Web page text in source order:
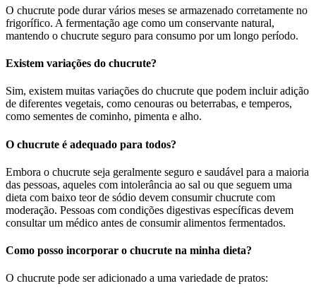
O chucrute pode durar vários meses se armazenado corretamente no
frigorífico. A fermentação age como um conservante natural,
mantendo o chucrute seguro para consumo por um longo período.
Existem variações do chucrute?
Sim, existem muitas variações do chucrute que podem incluir adição
de diferentes vegetais, como cenouras ou beterrabas, e temperos,
como sementes de cominho, pimenta e alho.
O chucrute é adequado para todos?
Embora o chucrute seja geralmente seguro e saudável para a maioria
das pessoas, aqueles com intolerância ao sal ou que seguem uma
dieta com baixo teor de sódio devem consumir chucrute com
moderação. Pessoas com condições digestivas específicas devem
consultar um médico antes de consumir alimentos fermentados.
Como posso incorporar o chucrute na minha dieta?
O chucrute pode ser adicionado a uma variedade de pratos: